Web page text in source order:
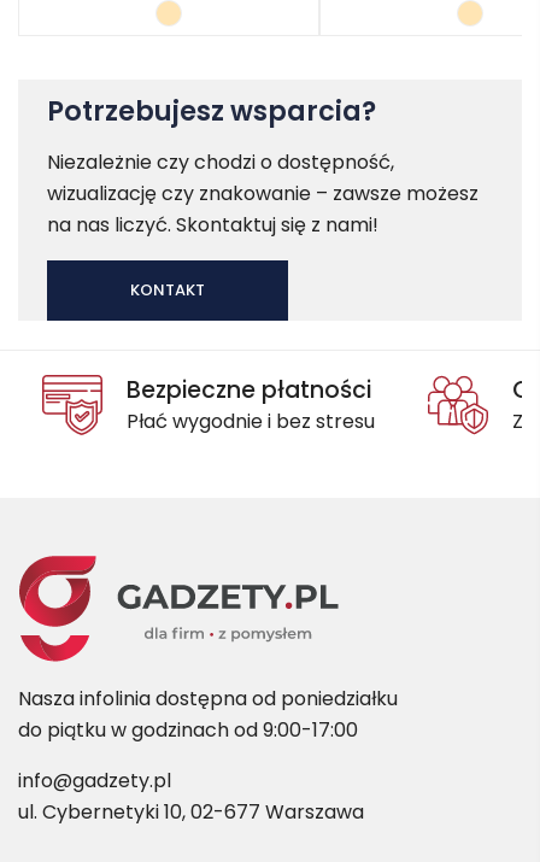
Potrzebujesz wsparcia?
Niezależnie czy chodzi o dostępność,
wizualizację czy znakowanie – zawsze możesz
na nas liczyć. Skontaktuj się z nami!
KONTAKT
Bezpieczne płatności
Płać wygodnie i bez stresu
Nasza infolinia dostępna od poniedziałku
do piątku w godzinach od 9:00-17:00
info@gadzety.pl
ul. Cybernetyki 10, 02-677 Warszawa